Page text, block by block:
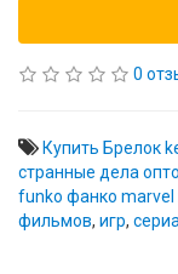
0
Купить Брелок
странные дела
funko фанко marvel
фильмов, игр,